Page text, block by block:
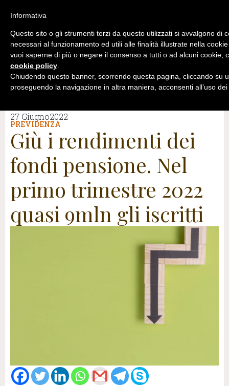
27 Giugno2022
PREVIDENZA
Giù i rendimenti dei
fondi pensione. Nel
primo trimestre 2022
quasi 9mln gli iscritti
Informativa
Questo sito o gli strumenti terzi da questo utilizzati si avvalgono di
necessari al funzionamento ed utili alle finalità illustrate nella
vuoi saperne di più o negare il consenso a tutti o ad alcuni cookie,
cookie policy.
Chiudendo questo banner, scorrendo questa pagina, cliccando su
proseguendo la navigazione in altra maniera, acconsenti all’uso